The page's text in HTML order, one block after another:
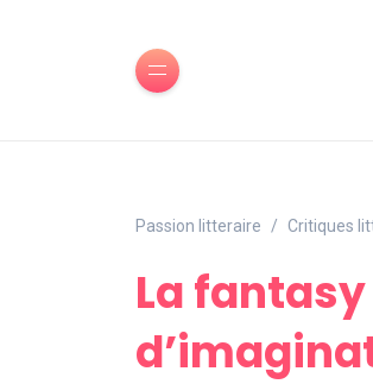
Passion litteraire Critiques
La